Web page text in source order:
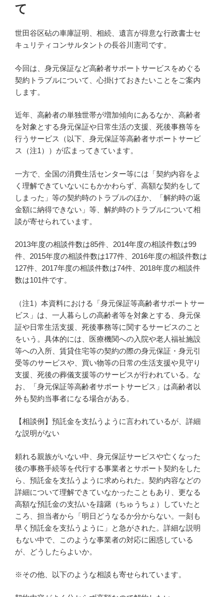
て
世田谷区砧の車庫証明、相続、遺言が得意な行政書士セ
キュリティコンサルタントの長谷川憲司です。
今回は、身元保証など高齢者サポートサービスをめぐる
契約トラブルについて、心掛けておきたいことをご案内
します。
近年、高齢者の単独世帯が増加傾向にあるなか、高齢者
を対象とする身元保証や日常生活の支援、死後事務等を
行うサービス（以下、身元保証等高齢者サポートサービ
ス（注1））が広まってきています。
一方で、全国の消費生活センター等には「契約内容をよ
く理解できていないにもかかわらず、高額な契約をして
しまった」等の契約時のトラブルのほか、「解約時の返
金額に納得できない」等、解約時のトラブルについて相
談が寄せられています。
2013年度の相談件数は85件、2014年度の相談件数は99
件、2015年度の相談件数は177件、2016年度の相談件数は
127件、2017年度の相談件数は74件、2018年度の相談件
数は101件です。
（注1）本資料における「身元保証等高齢者サポートサー
ビス」は、一人暮らしの高齢者等を対象とする、身元保
証や日常生活支援、死後事務等に関するサービスのこと
をいう。具体的には、医療機関への入院や老人福祉施設
等への入所、賃貸住宅等の契約の際の身元保証・身元引
受等のサービスや、買い物等の日常の生活支援や見守り
支援、死後の葬儀支援等のサービスが行われている。な
お、「身元保証等高齢者サポートサービス」は高齢者以
外も契約当事者になる場合がある。
【相談例】預託金を支払うように言われているが、詳細
な説明がない
頼れる親族がいない中、身元保証サービスや亡くなった
後の事務手続等を代行する事業者とサポート契約をした
ら、預託金を支払うように求められた。契約内容などの
詳細について理解できていなかったこともあり、更なる
高額な預託金の支払いを躊躇（ちゅうちょ）していたと
ころ、担当者から「明日どうなるか分からない。一刻も
早く預託金を支払うように」と急がされた。詳細な説明
もない中で、このような事業者の対応に困惑している
が、どうしたらよいか。
※その他、以下のような相談も寄せられています。